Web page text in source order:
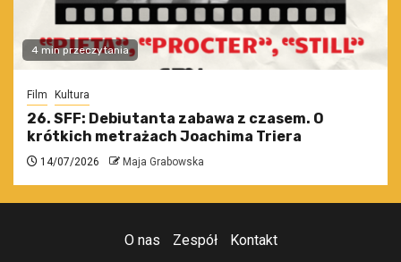
4 min przeczytania
Film Kultura
26. SFF: Debiutanta zabawa z czasem. O
krótkich metrażach Joachima Triera
14/07/2026 Maja Grabowska
O nas Zespół Kontakt